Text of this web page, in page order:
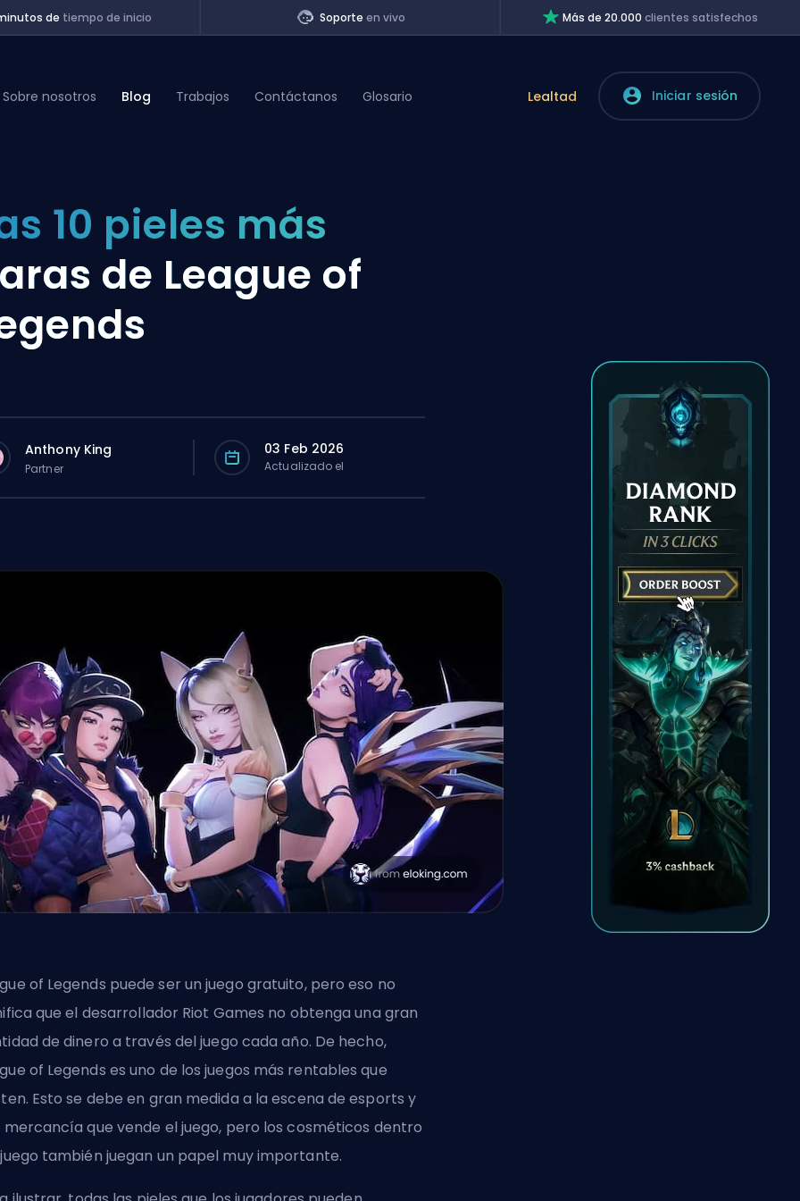
de tiempo de inicio Soporteen vivo Más de 20.000clientes satisfechos
Sobre nosotros Blog Trabajos Contáctanos Glosario Lealtad Iniciar sesión
10 pieles más
de League of
Anthony King
Partner
03 Feb 2026
Actualizado el
of Legends puede ser un juego gratuito, pero eso no
que el desarrollador Riot Games no obtenga una gran
de dinero a través del juego cada año. De hecho,
of Legends es uno de los juegos más rentables que
Esto se debe en gran medida a la escena de esports y
mercancía que vende el juego, pero los cosméticos dentro
también juegan un papel muy importante.